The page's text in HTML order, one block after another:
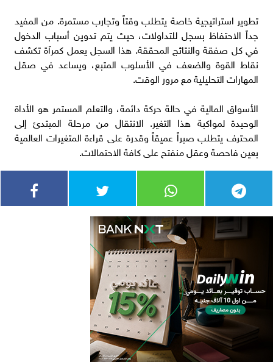
تطوير استراتيجية خاصة يتطلب وقتاً وتجارب مستمرة. من المفيد
جداً الاحتفاظ بسجل للتداولات، حيث يتم تدوين أسباب الدخول
في كل صفقة والنتائج المحققة. هذا السجل يعمل كمرآة تكشف
نقاط القوة والضعف في الأسلوب المتبع، ويساعد في صقل
المهارات التحليلية مع مرور الوقت.
الأسواق المالية في حالة حركة دائمة، والتعلم المستمر هو الأداة
الوحيدة لمواكبة هذا التغير. الانتقال من مرحلة المبتدئ إلى
المحترف يتطلب صبراً عميقاً وقدرة على قراءة المتغيرات العالمية
بعين فاحصة وعقل منفتح على كافة الاحتمالات.